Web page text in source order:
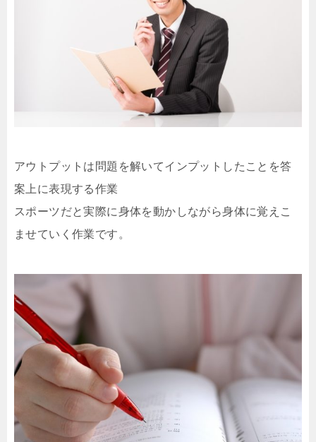
アウトプットは問題を解いてインプットしたことを答
案上に表現する作業
スポーツだと実際に身体を動かしながら身体に覚えこ
ませていく作業です。